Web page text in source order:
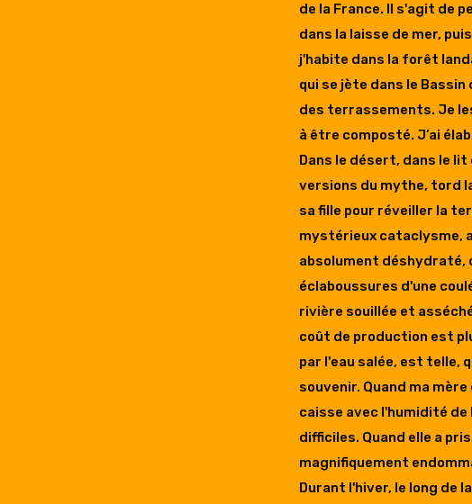
de la France. Il s'agit de
dans la laisse de mer,
j'habite dans la forêt
qui se jète dans le
des terrassements. Je
à être composté. J’ai
Dans le désert, dans le
versions du mythe, tord
sa fille pour réveiller la
mystérieux cataclysme,
absolument déshydraté,
éclaboussures d'une
rivière souillée et
coût de production est
par l'eau salée, est telle,
souvenir. Quand ma
caisse avec l'humidité
difficiles. Quand elle a
magnifiquement
Durant l'hiver, le long de